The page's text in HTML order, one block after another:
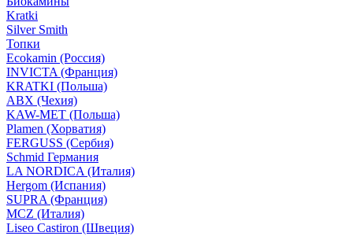
Kratki
Silver Smith
Топки
Ecokamin (Россия)
INVICTA (Франция)
KRATKI (Польша)
ABX (Чехия)
KAW-MET (Польша)
Plamen (Хорватия)
FERGUSS (Сербия)
Schmid Германия
LA NORDICA (Италия)
Hergom (Испания)
SUPRA (Франция)
MCZ (Италия)
Liseo Castiron (Швеция)